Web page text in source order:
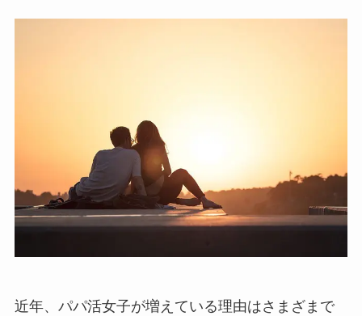
近年、パパ活女子が増えている理由はさまざまで